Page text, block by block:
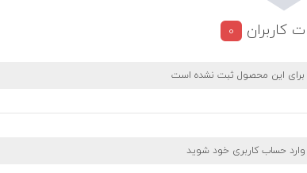
کاربران 0
برای این محصول ثبت نشده است
وارد حساب کاربری خود شوید